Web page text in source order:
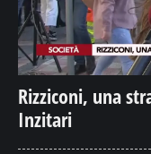
Rizziconi, una
Inzitari